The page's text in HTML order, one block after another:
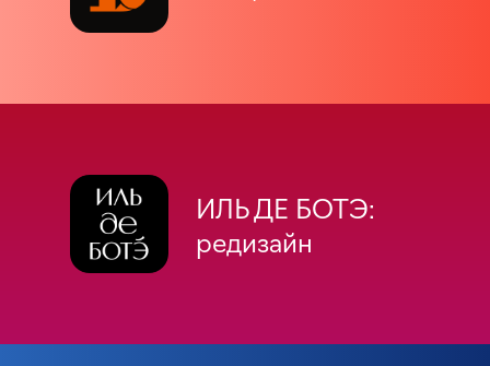
ИЛЬ ДЕ БОТЭ:
редизайн